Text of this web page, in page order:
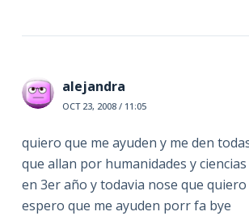
alejandra
OCT 23, 2008 / 11:05
quiero que me ayuden y me den
que allan por humanidades y
en 3er año y todavia nose que
espero que me ayuden porr fa bye